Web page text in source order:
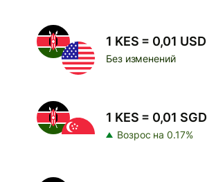
1 KES = 0,01 USD
Без изменений
1 KES = 0,01 SGD
Возрос на 0.17%